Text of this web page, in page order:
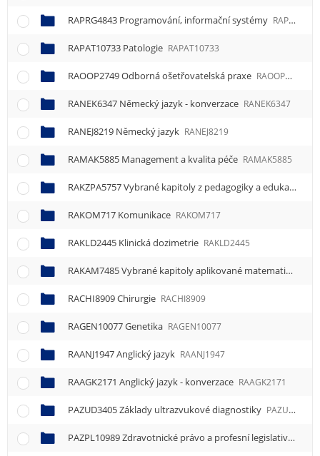
RAPRG4843 Programování, informační systémy RAPRG4843
RAPAT10733 Patologie RAPAT10733
RAOOP2749 Odborná ošetřovatelská praxe RAOOP2749
RANEK6347 Německý jazyk - konverzace RANEK6347
RANEJ8219 Německý jazyk RANEJ8219
RAMAK5885 Management a kvalita péče RAMAK5885
RAKZPA5757 Vybrané kapitoly z pedagogiky a edukační činnosti
RAKOM717 Komunikace RAKOM717
RAKLD2445 Klinická dozimetrie RAKLD2445
RAKAM7485 Vybrané kapitoly aplikované matematiky
RACHI8909 Chirurgie RACHI8909
RAGEN10077 Genetika RAGEN10077
RAANJ1947 Anglický jazyk RAANJ1947
RAAGK2171 Anglický jazyk - konverzace RAAGK2171
PAZUD3405 Základy ultrazvukové diagnostiky PAZUD3405
PAZPL10989 Zdravotnické právo a profesní legislativa